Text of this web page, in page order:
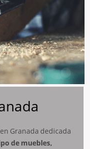
Granada dedicada
de muebles,